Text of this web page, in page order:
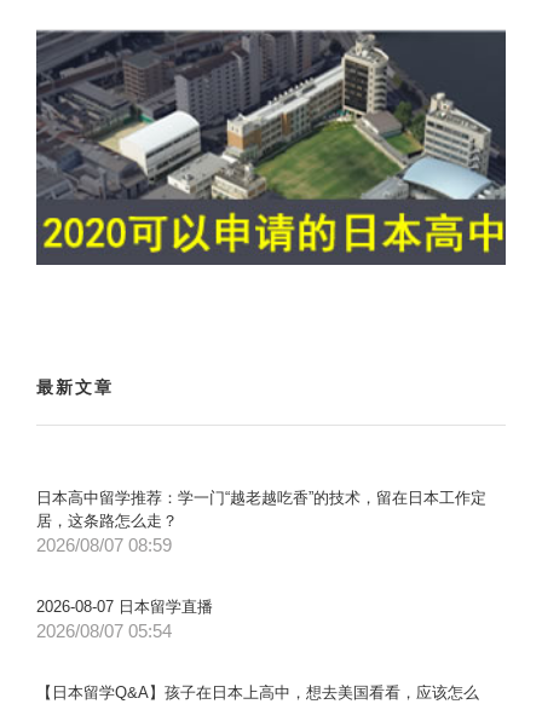
最新文章
日本高中留学推荐：学一门“越老越吃香”的技术，留在日本工作定
居，这条路怎么走？
2026/08/07 08:59
2026-08-07 日本留学直播
2026/08/07 05:54
【日本留学Q&A】孩子在日本上高中，想去美国看看，应该怎么